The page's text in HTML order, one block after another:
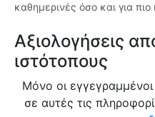
καθημερινές όσο και για πιο
Αξιολογήσεις
ιστότοπους
Μόνο οι
σε αυτές τις